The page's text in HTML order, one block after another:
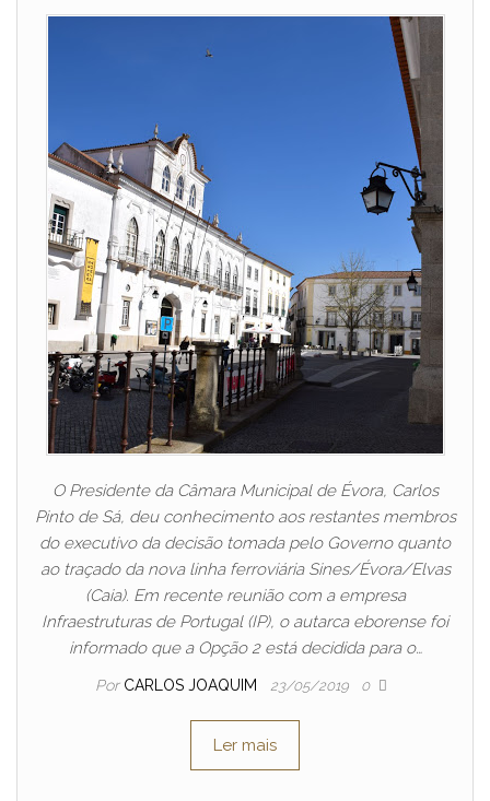
O Presidente da Câmara Municipal de Évora, Carlos
Pinto de Sá, deu conhecimento aos restantes membros
do executivo da decisão tomada pelo Governo quanto
ao traçado da nova linha ferroviária Sines/Évora/Elvas
(Caia). Em recente reunião com a empresa
Infraestruturas de Portugal (IP), o autarca eborense foi
informado que a Opção 2 está decidida para o…
Por CARLOS JOAQUIM 23/05/2019 0
Ler mais